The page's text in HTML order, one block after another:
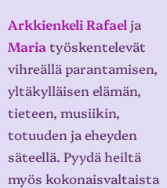
Arkkienkeli Rafael ja
Maria työskentelevät
vihreällä parantamisen,
yltäkylläisen elämän,
tieteen, musiikin,
totuuden ja eheyden
säteellä. Pyydä heiltä
myös kokonaisvaltaista